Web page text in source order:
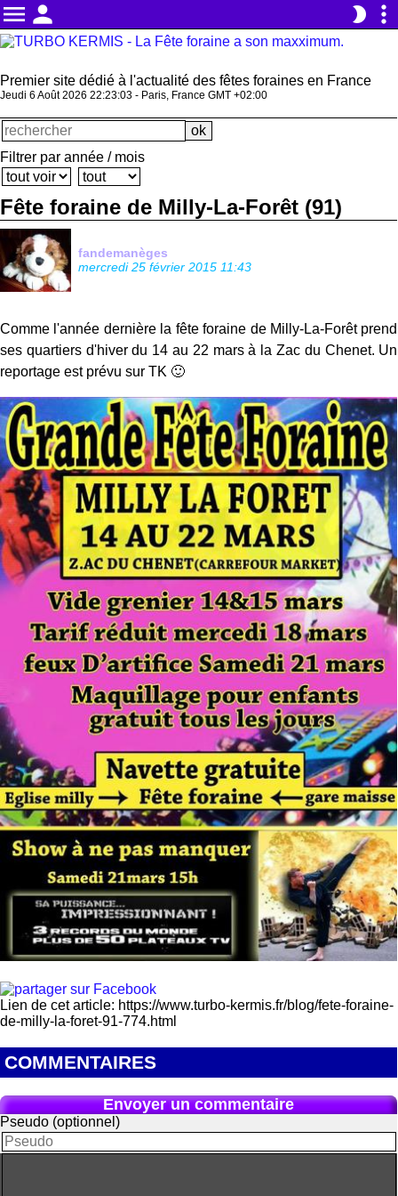
menu person brightness_2 more_vert
Premier site dédié à l'actualité des fêtes foraines en France
Jeudi 6 Août 2026 22:23:03 - Paris, France GMT +02:00
Filtrer par année / mois
Fête foraine de Milly-La-Forêt (91)
fandemanèges
mercredi 25 février 2015 11:43
Comme l'année dernière la fête foraine de Milly-La-Forêt prend
ses quartiers d'hiver du 14 au 22 mars à la Zac du Chenet. Un
reportage est prévu sur TK 🙂
Lien de cet article: https://www.turbo-kermis.fr/blog/fete-foraine-
de-milly-la-foret-91-774.html
COMMENTAIRES
Envoyer un commentaire
Pseudo (optionnel)